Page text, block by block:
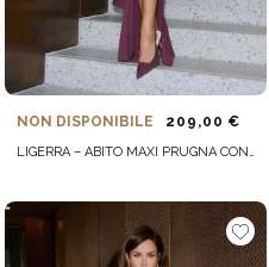
NON DISPONIBILE 209,00 €
LIGERRA – ABITO MAXI PRUGNA CON SCIARPE